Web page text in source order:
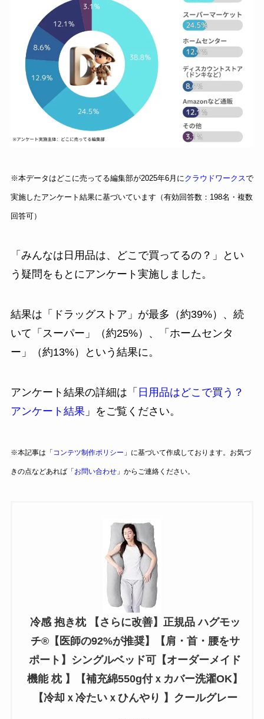
※本データはどこに売ってる編集部が2025年6月にクラウドワークスで
実施したアンケート結果に基づいています（有効回答数：198名・複数
回答可）
「みんなは日用品は、どこで買ってるの？」とい
う疑問をもとにアンケート実施しました。
結果は「ドラッグストア」が最多（約39%）、続
いて「スーパー」（約25%）、「ホームセンタ
ー」（約13%）という結果に。
アンケート結果の詳細は「 日用品はどこで買う？
アンケート結果 」をご覧ください。
※本記事は「 コンテツ制作ポリシー 」に基づいて作成しております。お気づ
きの点などあれば「お問い合わせ」からご連絡ください。
冷感 抱き枕 【さらに改善】正規品 ハグモッ
チ®【医師の92%が推奨】【肩・首・腰をサ
ポート】シングルベッド可【オーダーメイド
機能 枕 】【補充綿550g付ｘカバー洗濯OK】
【冷却ｘ冷たいｘひんやり 】クールグレー